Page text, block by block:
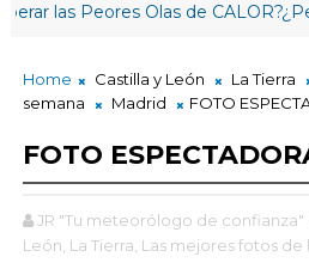
Peores Olas de
Home Castilla y León La Tierra
semana
Madrid FOTO
FOTO
JR "Tu meteorólogo de confianza"
León, La Tierra, Las mejores fotos de